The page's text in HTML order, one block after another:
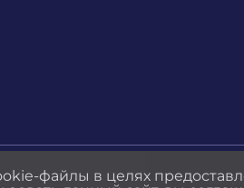
файлы в целях